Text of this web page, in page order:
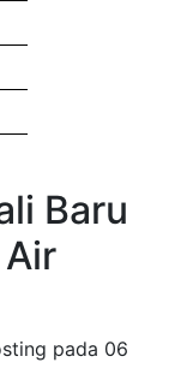
Baru
pada 06